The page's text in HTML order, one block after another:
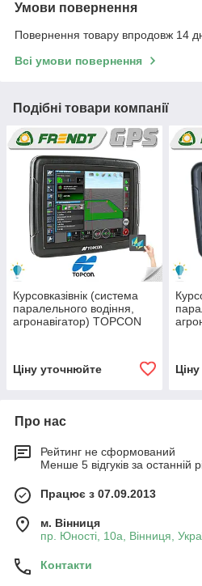
Умови повернення
Повернення товару впродовж 14
Всі умови повернення
Подібні товари компанії
Курсовказівнік (система
паралельного водіння,
агронавігатор) TOPCON
Ціну уточнюйте
Про нас
Рейтинг не сформований
Менше 5 відгуків за останній
Працює з 07.09.2013
м. Вінниця
пр. Юності, 10a, Вінниця,
Контакти